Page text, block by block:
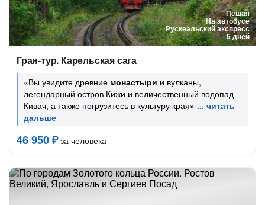
Пешая
На автобусе
Рускеальский экспресс
5 дней
Гран-тур. Карельская сага
«Вы увидите древние монастыри и вулканы,
легендарный остров Кижи и величественный водопад
Кивач, а также погрузитесь в культуру края»
46 950 ₽за человека